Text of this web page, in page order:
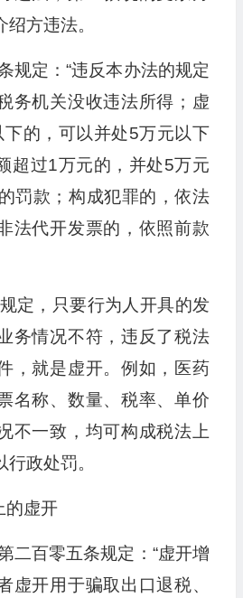
方违法。
定：“违反本办法的规定
务机关没收违法所得；虚
的，可以并处5万元以下
超过1万元的，并处5万元
罚款；构成犯罪的，依法
法代开发票的，依照前款
，只要行为人开具的发
务情况不符，违反了税法
，就是虚开。例如，医药
名称、数量、税率、单价
不一致，均可构成税法上
政处罚。
虚开
百零五条规定：“虚开增
虚开用于骗取出口退税、